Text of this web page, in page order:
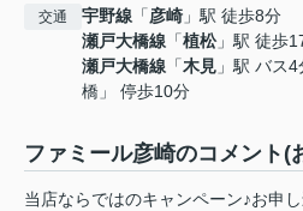
交通 宇野線 「彦崎 」駅 徒歩8分
瀬戸大橋線 「植松」駅 徒歩
瀬戸大橋線 「木見 」駅 バス
橋」 停歩10分
ファミール彦崎のコメント(
当店ならではのキャンペーン♪お申